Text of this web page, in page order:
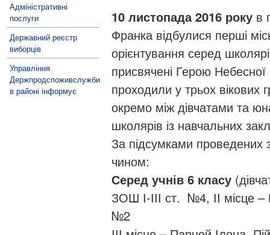
Адміністративні
послуги
Державний реєстр
виборців
Управління
Держпродспоживслужби
в районі інформує
10 листопада 2016 року в
Франка відбулися перші
орієнтування серед
присвячені Герою
проходили у трьох вікових
окремо між дівчатами та
школярів із навчальних
За підсумками проведених
чином:
Серед учнів 6 класу
ЗОШ І-ІІІ ст. №4, ІІ місце
№2